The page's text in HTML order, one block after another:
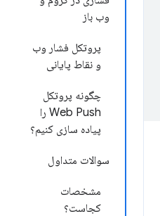
وب باز
پروتکل فشار وب
و نقاط پایانی
چگونه پروتکل
Web Push را
پیاده سازی کنیم؟
سوالات متداول
مشخصات
کجاست؟